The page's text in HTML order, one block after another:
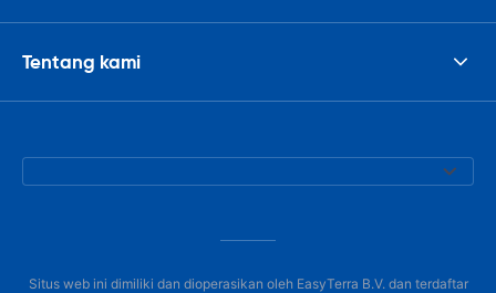
Tentang kami
Situs web ini dimiliki dan dioperasikan oleh EasyTerra B.V. dan terdaftar